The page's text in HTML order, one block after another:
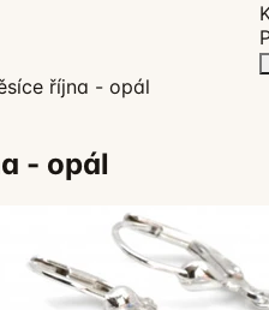
října - opál
- opál